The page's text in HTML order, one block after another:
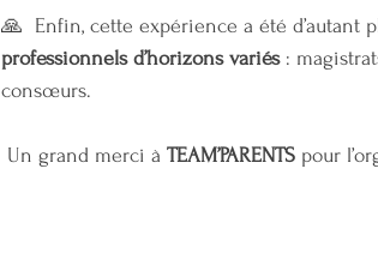
🙏  Enfin, cette expérience a été d’autant
professionnels d’horizons variés :
consœurs.
Un grand merci à TEAM’PARENTS pour